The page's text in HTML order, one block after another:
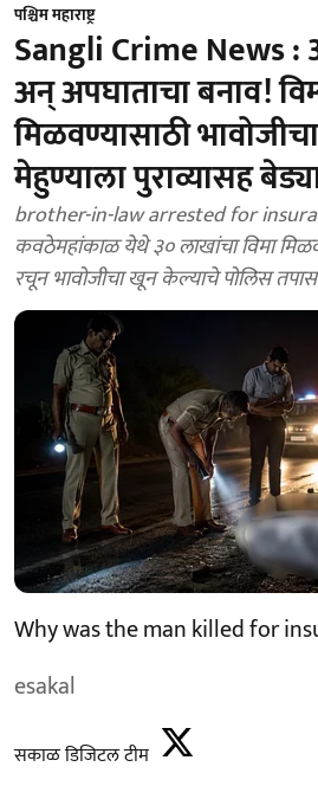
पश्चिम महाराष्ट्र
Sangli Crime News :
अन् अपघाताचा बनाव!
मिळवण्यासाठी
मेहुण्याला पुराव्यासह
brother-in-law arrested for
कवठेमहांकाळ येथे ३० लाखांचा विमा
रचून भावोजीचा खून केल्याचे पोलिस
Why was the man killed for
esakal
सकाळ डिजिटल टीम